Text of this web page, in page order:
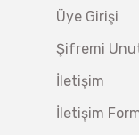
Hortum 13 mm
Üye Girişi
Şifremi
İletişim
İletişim